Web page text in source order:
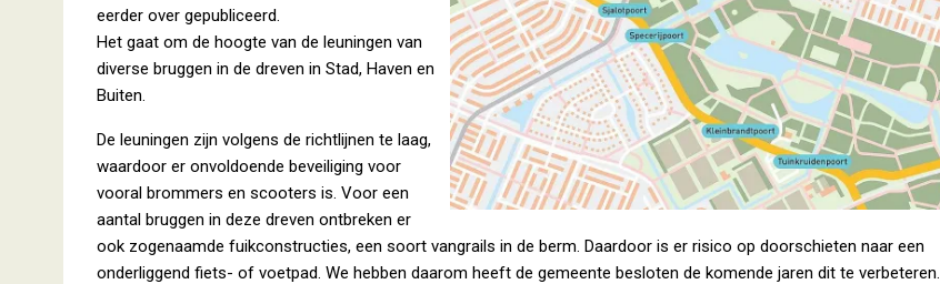
eerder over gepubliceerd.
Het gaat om de hoogte van de leuningen van
diverse bruggen in de dreven in Stad, Haven en
Buiten.
De leuningen zijn volgens de richtlijnen te laag,
waardoor er onvoldoende beveiliging voor
vooral brommers en scooters is. Voor een
aantal bruggen in deze dreven ontbreken er
ook zogenaamde fuikconstructies, een soort vangrails in de berm. Daardoor is er risico op doorschieten naar een
onderliggend fiets- of voetpad. We hebben daarom heeft de gemeente besloten de komende jaren dit te verbeteren.